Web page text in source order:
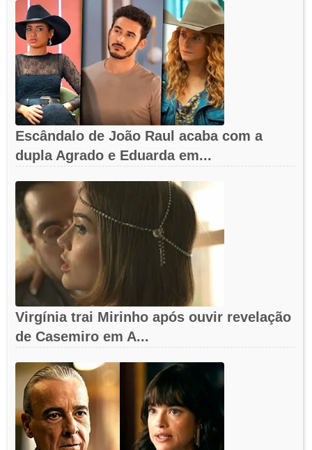
Escândalo de João Raul acaba com a
dupla Agrado e Eduarda em...
Virgínia trai Mirinho após ouvir revelação
de Casemiro em A...